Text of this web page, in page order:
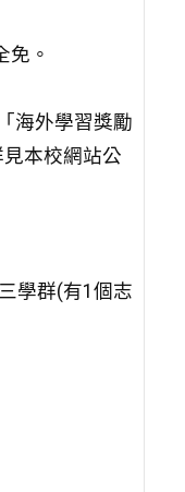
免。
海外學習獎勵
本校網站公
學群(有1個志